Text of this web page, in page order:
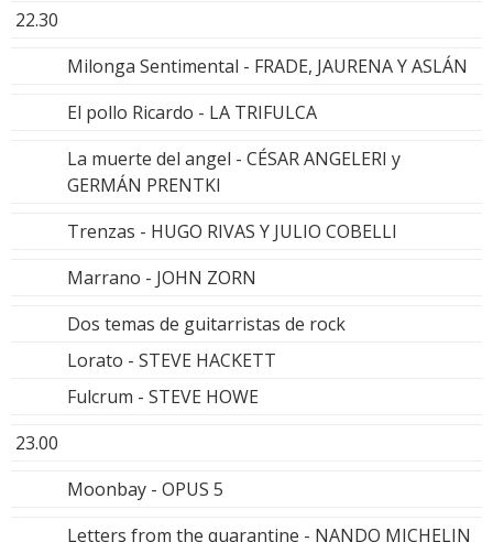
22.30
Milonga Sentimental - FRADE, JAURENA Y ASLÁN
El pollo Ricardo - LA TRIFULCA
La muerte del angel - CÉSAR ANGELERI y
GERMÁN PRENTKI
Trenzas - HUGO RIVAS Y JULIO COBELLI
Marrano - JOHN ZORN
Dos temas de guitarristas de rock
Lorato - STEVE HACKETT
Fulcrum - STEVE HOWE
23.00
Moonbay - OPUS 5
Letters from the quarantine - NANDO MICHELIN